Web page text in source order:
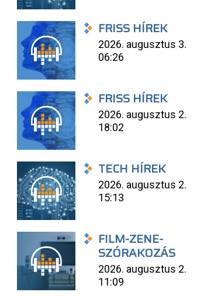
FRISS HÍREK
2026. augusztus 3.
06:26
FRISS HÍREK
2026. augusztus 2.
18:02
TECH HÍREK
2026. augusztus 2.
15:13
FILM-ZENE-
SZÓRAKOZÁS
2026. augusztus 2.
11:09